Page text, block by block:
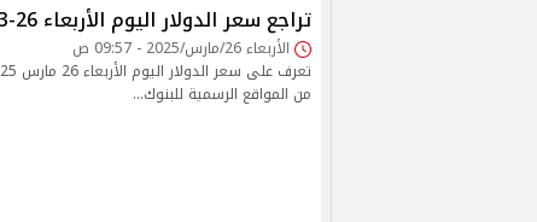
تراجع سعر الدولار اليوم الأربعاء 26-3-2025 في البنوك
الأربعاء 26/مارس/2025 - 09:57 ص
من المواقع الرسمية للبنوك...